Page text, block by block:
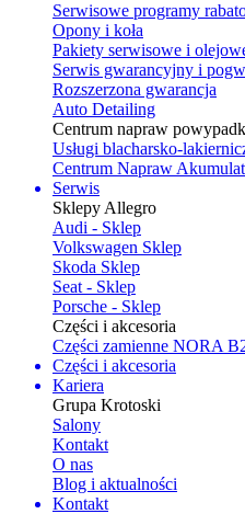
Serwisowe programy
Opony i koła
Pakiety serwisowe i
Serwis gwarancyjny i
Rozszerzona gwarancja
Auto Detailing
Centrum napraw
Usługi blacharsko-
Centrum Napraw
Serwis
Sklepy Allegro
Audi - Sklep
Volkswagen Sklep
Skoda Sklep
Seat - Sklep
Porsche - Sklep
Części i akcesoria
Części zamienne NORA
Części i akcesoria
Kariera
Grupa Krotoski
Salony
Kontakt
O nas
Blog i aktualności
Kontakt